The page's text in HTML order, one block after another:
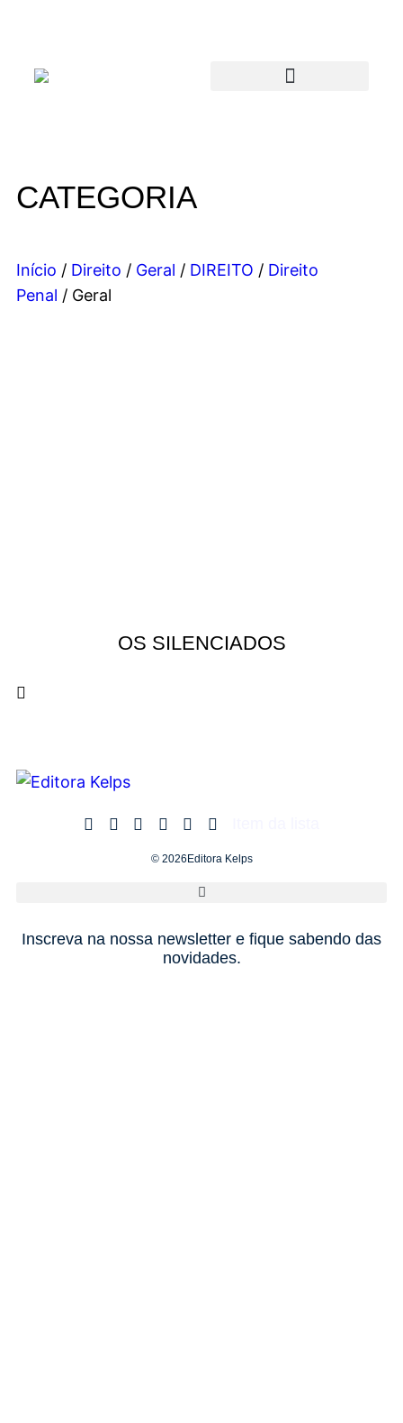
CATEGORIA
Início / Direito / Geral / DIREITO / Direito
Penal / Geral
OS SILENCIADOS
© 2026Editora Kelps
Inscreva na nossa newsletter e fique sabendo das
novidades.